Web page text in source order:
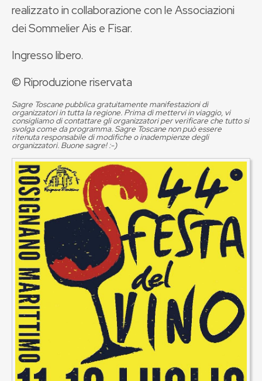
realizzato in collaborazione con le Associazioni
dei Sommelier Ais e Fisar.
Ingresso libero.
© Riproduzione riservata
Sagre Toscane pubblica gratuitamente manifestazioni di
organizzatori in tutta la regione. Prima di mettervi in viaggio, vi
consigliamo di contattare gli organizzatori per verificare che tutto si
svolga come da programma. Sagre Toscane non può essere
ritenuta responsabile di modifiche o inadempienze degli
organizzatori. Buone sagre! :-)